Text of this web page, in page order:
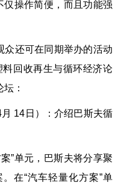
操作简便，而且功能强
众还可在同期举办的活动
回收再生与循环经济论
：
14日）：介绍巴斯夫循
”单元，巴斯夫将分享聚
在“汽车轻量化方案”单